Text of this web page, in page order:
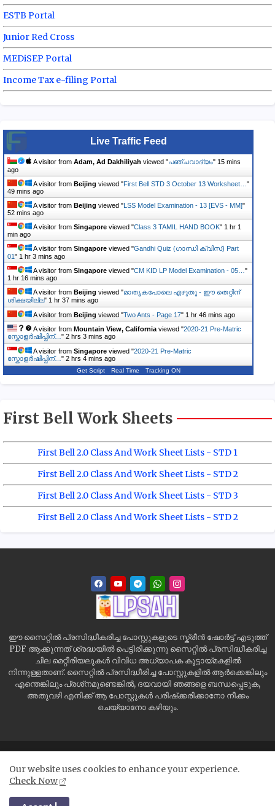
ESTB Portal
Junior Red Cross
MEDiSEP Portal
Income Tax e-filing Portal
Live Traffic Feed
A visitor from Adam, Ad Dakhiliyah viewed "പഞ്ചവാദ്യം" 15 mins
ago
A visitor from Beijing viewed "First Bell STD 3 October 13 Worksheet… "
49 mins ago
A visitor from Beijing viewed "LSS Model Examination - 13 [EVS - MM]"
52 mins ago
A visitor from Singapore viewed "Class 3 TAMIL HAND BOOK" 1 hr 1
min ago
A visitor from Singapore viewed "Gandhi Quiz (ഗാന്ധി ക്വിസ്) Part
01" 1 hr 3 mins ago
A visitor from Singapore viewed "CM KID LP Model Examination - 05… "
1 hr 16 mins ago
A visitor from Beijing viewed "മാതൃകപോലെ എഴുതൂ - ഈ തെറ്റിന്
ശിക്ഷയില്ല" 1 hr 37 mins ago
A visitor from Beijing viewed "Two Ants - Page 17" 1 hr 46 mins ago
A visitor from Mountain View, California viewed "2020-21 Pre-Matric
സ്കോളർഷിപ്പിന്… " 2 hrs 3 mins ago
A visitor from Singapore viewed "2020-21 Pre-Matric
സ്കോളർഷിപ്പിന്… " 2 hrs 4 mins ago
Get Script Real Time Tracking ON
First Bell Work Sheets
First Bell 2.0 Class And Work Sheet Lists - STD 1
First Bell 2.0 Class And Work Sheet Lists - STD 2
First Bell 2.0 Class And Work Sheet Lists - STD 3
First Bell 2.0 Class And Work Sheet Lists - STD 2
ഈ സൈറ്റിൽ പ്രസിദ്ധീകരിച്ച പോസ്റ്റുകളുടെ സ്ക്രീൻ ഷോർട്ട് എടുത്ത്
PDF ആക്കുന്നത് ശ്രദ്ധയിൽ പെട്ടിരിക്കുന്നു സൈറ്റിൽ പ്രസിദ്ധീകരിച്ച
ചില മെറ്റീരിയലുകൾ വിവിധ അധ്യാപക കൂട്ടായ്മകളിൽ
നിന്നുള്ളതാണ്. സൈറ്റിൽ പ്രസിദ്ധീരിച്ച പോസ്റ്റുകളിൽ ആർക്കെങ്കിലും
എന്തെങ്കിലും പ്രശ്‌നമുണ്ടെങ്കിൽ, ദയവായി ഞങ്ങളെ ബന്ധപ്പെടുക,
അതുവഴി എനിക്ക് ആ പോസ്റ്റുകൾ പരിഷ്‌ക്കരിക്കാനോ നീക്കം
ചെയ്യാനോ കഴിയും.
Disclaimer
Our website uses cookies to enhance your experience.
Check Now